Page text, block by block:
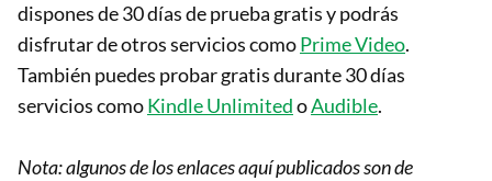
dispones de 30 días de prueba gratis y podrás
disfrutar de otros servicios comoPrime Video.
También puedes probar gratis durante 30 días
servicios comoKindle UnlimitedoAudible.
Nota: algunos de los enlaces aquí publicados son de